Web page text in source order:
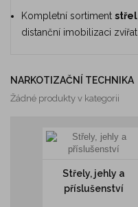
Kompletní sortiment střel
distanční imobilizaci zvířat
NARKOTIZAČNÍ TECHNIKA
Žádné produkty v kategorii
Střely, jehly a
příslušenství